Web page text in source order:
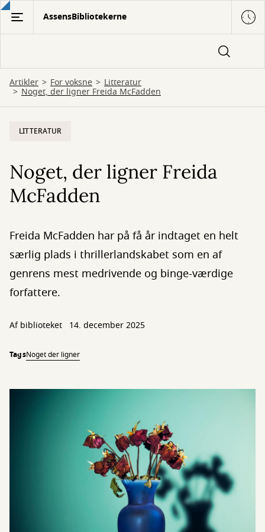
Gå
hovedindhold
AssensBibliotekerne
Artikler For voksne Litteratur
Noget, der ligner Freida McFadden
LITTERATUR
Noget, der ligner Freida
McFadden
Freida McFadden har på få år indtaget en helt
særlig plads i thrillerlandskabet som en af
genrens mest medrivende og binge-værdige
forfattere.
Af biblioteket 14. december 2025
TagsNoget der ligner